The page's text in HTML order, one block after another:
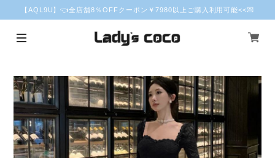
【AQL9U】👈全店舗8％OFFクーポン￥7980以上ご購入利用可能<<💌